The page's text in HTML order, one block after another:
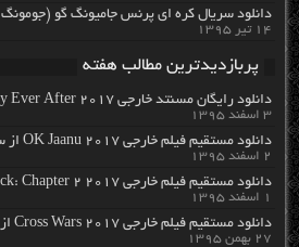
دانلود سریال کره ای پرنس جامیونگ گو (جومونگ ۳) با لینک مستقیم
۱۴ تیر ۱۳۹۵
پربازدیدترین مطالب هفته
دانلود رایگان مسنتد خارجی Britney Ever After 2017 با لینک مستقیم
۳ اسفند ۱۳۹۵
دانلود مستقیم فیلم خارجی OK Jaanu 2017 از سرور سایت
۲ اسفند ۱۳۹۵
دانلود مستقیم فیلم خارجی John Wick: Chapter 2 2017 از سرور سایت
۱ اسفند ۱۳۹۵
دانلود مستقیم فیلم خارجی Cross Wars 2017 از سرور سایت
۲۷ بهمن ۱۳۹۵